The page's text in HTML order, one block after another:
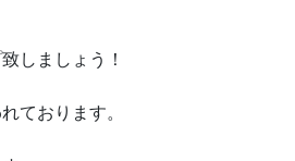
しましょう！
ております。